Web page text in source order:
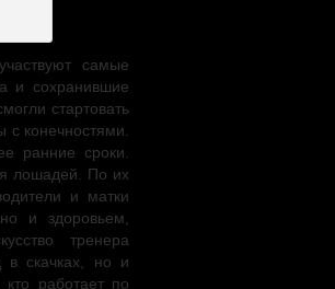
самые
и сохранившие
стартовать
конечностями.
ранние сроки.
лошадей. По их
и матки
и здоровьем,
тренера
в скачках, но и
работает по